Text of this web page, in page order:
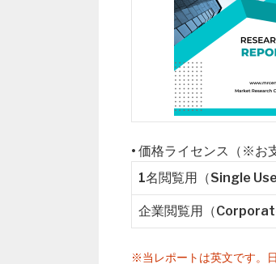
• 価格ライセンス（※お
1名閲覧用（Single
企業閲覧用（
※当レポートは英文です。